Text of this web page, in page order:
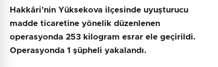
Hakkâri’nin Yüksekova ilçesinde uyuşturucu
madde ticaretine yönelik düzenlenen
operasyonda 253 kilogram esrar ele geçirildi.
Operasyonda 1 şüpheli yakalandı.